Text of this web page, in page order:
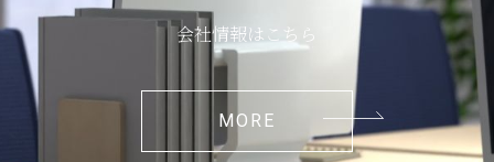
会社情報はこちら
MORE